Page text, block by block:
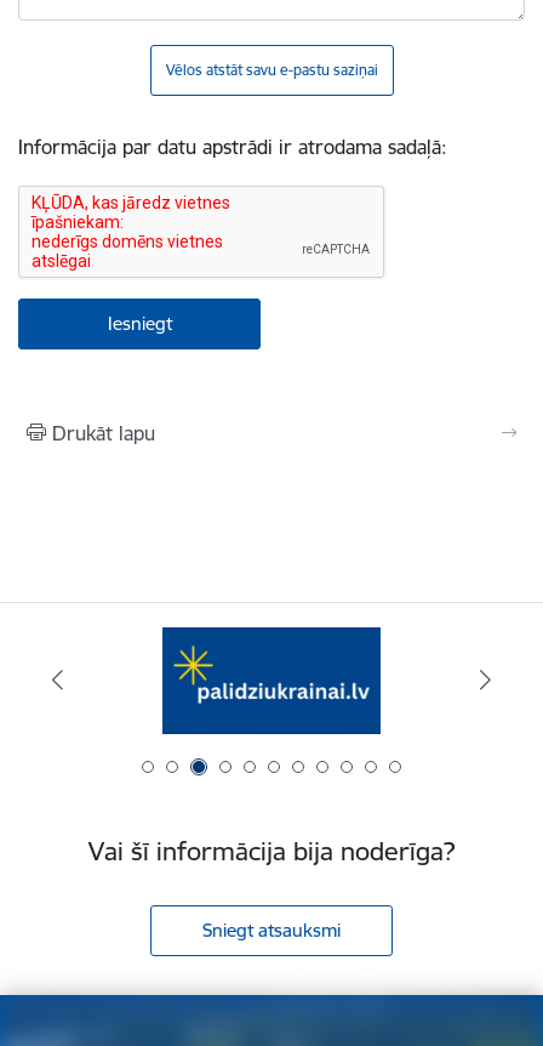
Vēlos atstāt savu e-pastu saziņai
Informācija par datu apstrādi ir atrodama sadaļā:
Drukāt lapu
Vai šī informācija bija noderīga?
Sniegt atsauksmi